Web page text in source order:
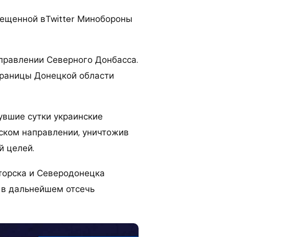
вTwitter Минобороны
Северного Донбасса.
Донецкой области
сутки украинские
направлении, уничтожив
целей.
и Северодонецка
дальнейшем отсечь